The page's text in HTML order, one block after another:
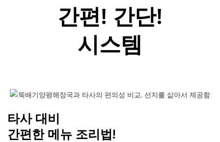
간편! 간단!
시스템
타사 대비
간편한 메뉴 조리법!